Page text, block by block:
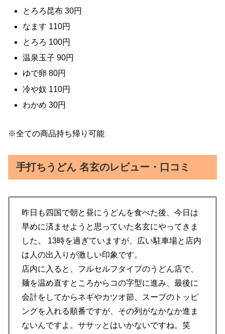
とろろ昆布 30円
なます 110円
とろろ 100円
温泉玉子 90円
ゆで卵 80円
冷や奴 110円
わかめ 30円
※全ての商品持ち帰り可能
手打ちうどん 名玄のレビュー・口コミ
昨日も四国で朝と昼にうどんを食べた後、今日は
早めに済ませようと思っていた名玄にやってきま
した。 13時を過ぎていますが、広い駐車場と店内
は人の出入りが激しい印象です。
店内に入ると、フルセルフタイプのうどん店で、
麺を温め直すところからコの字型に進み、最後に
会計をしてからネギやカツオ節、スープのトッピ
ングを入れる順番ですが、その列がなかなか進ま
ないんですよ。ササッとはいかないですね。笑